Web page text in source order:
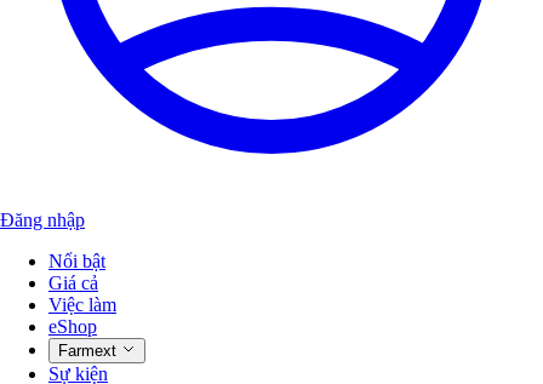
Đăng nhập
Nổi bật
Giá cả
Việc làm
eShop
Farmext
Sự kiện